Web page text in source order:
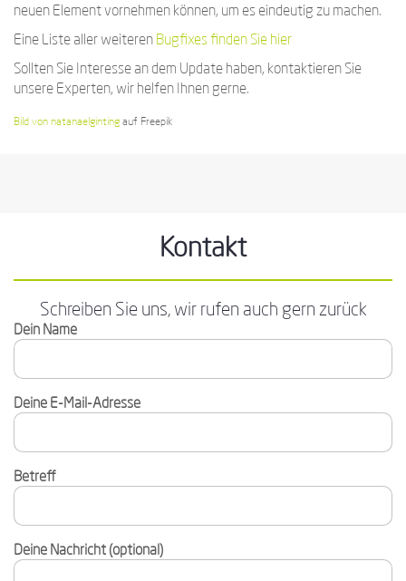
neuen Element vornehmen können, um es eindeutig zu machen.
Eine Liste aller weiteren Bugfixes finden Sie hier
Sollten Sie Interesse an dem Update haben, kontaktieren Sie
unsere Experten, wir helfen Ihnen gerne.
Bild von natanaelginting auf Freepik
Kontakt
Schreiben Sie uns, wir rufen auch gern zurück
Dein Name
Deine E-Mail-Adresse
Betreff
Deine Nachricht (optional)